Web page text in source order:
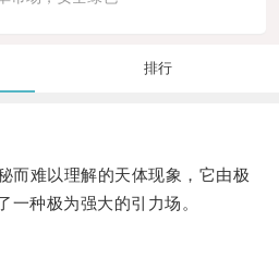
排行
难以理解的天体现象，它由极
一种极为强大的引力场。